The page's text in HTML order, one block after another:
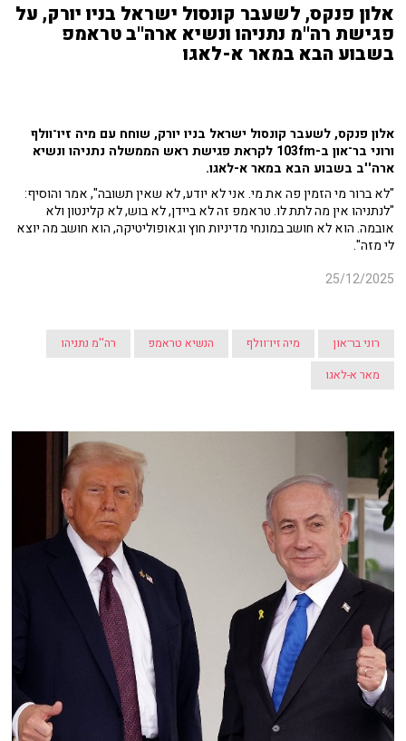
אלון פנקס, לשעבר קונסול ישראל בניו יורק, על
פגישת רה''מ נתניהו ונשיא ארה''ב טראמפ
בשבוע הבא במאר א-לאגו
אלון פנקס, לשעבר קונסול ישראל בניו יורק, שוחח עם מיה זיו־וולף
ורוני בר־און ב-103fm לקראת פגישת ראש הממשלה נתניהו ונשיא
ארה''ב בשבוע הבא במאר א-לאגו.
"לא ברור מי הזמין פה את מי. אני לא יודע, לא שאין תשובה", אמר והוסיף:
"לנתניהו אין מה לתת לו. טראמפ זה לא ביידן, לא בוש, לא קלינטון ולא
אובמה. הוא לא חושב במונחי מדיניות חוץ וגאופוליטיקה, הוא חושב מה יוצא
לי מזה".
25/12/2025
רוני בר־און מיה זיו־וולף הנשיא טראמפ
רה''מ נתניהו
מאר א-לאגו